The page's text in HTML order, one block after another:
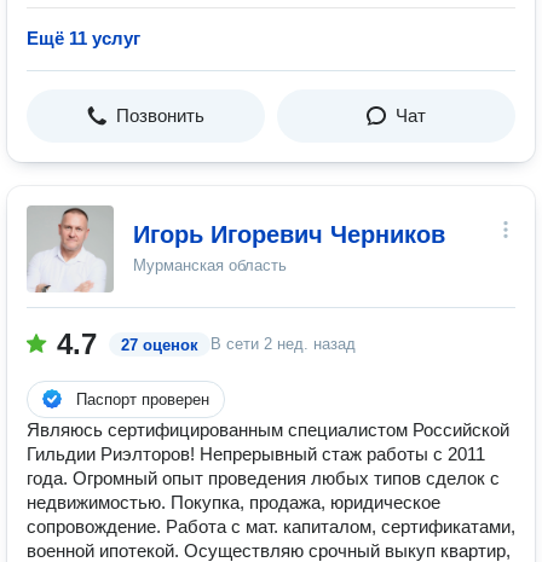
Ещё 11 услуг
Позвонить Чат
Игорь Игоревич Черников
Мурманская область
4.7 27 оценок В сети 2 нед. назад
Паспорт проверен
Являюсь сертифицированным специалистом Российской
Гильдии Риэлторов! Непрерывный стаж работы с 2011
года. Огромный опыт проведения любых типов сделок с
недвижимостью. Покупка, продажа, юридическое
сопровождение. Работа с мат. капиталом, сертификатами,
военной ипотекой. Осуществляю срочный выкуп квартир,